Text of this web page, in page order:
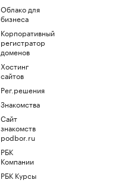
Облако для
бизнеса
Корпоративный
регистратор
доменов
Хостинг
сайтов
Рег.решения
Знакомства
Сайт
знакомств
podbor.ru
РБК
Компании
РБК Курсы